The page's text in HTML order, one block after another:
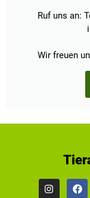
Ruf uns an:
Wir freuen